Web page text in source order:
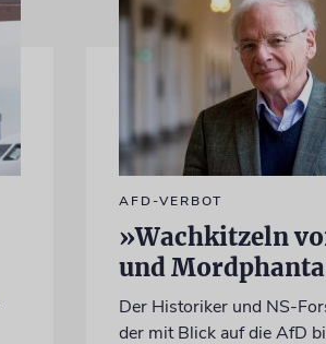
AFD-VERBOT
»Wachkitzeln
und
Der Historiker und NS-
der mit Blick auf die AfD